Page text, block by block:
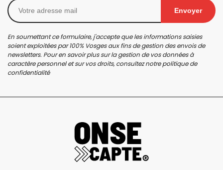
Envoyer
En soumettant ce formulaire, j'accepte que les informations saisies
soient exploitées par 100% Vosges aux fins de gestion des envois de
newsletters. Pour en savoir plus sur la gestion de vos données à
caractère personnel et sur vos droits, consultez notrepolitique de
confidentialité